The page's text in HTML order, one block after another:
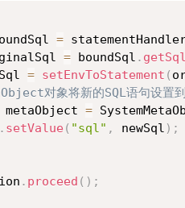
=
= boundSql . getSql
= setEnvToStatement (
对象将新的SQL语句设置
metaObject
=
. setValue( "sql" , newSql ) ;
. proceed ( ) ;